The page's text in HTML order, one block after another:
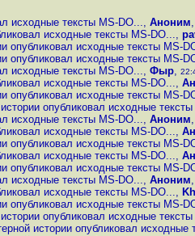
исходные тексты MS-DO..., Аноним,
исходные тексты MS-DO...,
опубликовал исходные тексты MS-
опубликовал исходные тексты MS-
исходные тексты MS-DO..., Фыр,
исходные тексты MS-DO...,
опубликовал исходные тексты MS-
опубликовал исходные
исходные тексты MS-DO..., Аноним,
исходные тексты MS-DO...,
опубликовал исходные тексты MS-
исходные тексты MS-DO...,
опубликовал исходные тексты MS-
исходные тексты MS-DO..., Аноним,
исходные тексты MS-DO...,
опубликовал исходные тексты MS-
опубликовал исходные
истории опубликовал исходные